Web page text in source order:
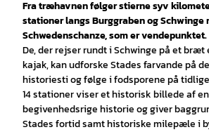
Fra træhavnen følger stierne syv
stationer langs Burggraben og Schwinge
Schwedenschanze, som er vendepunktet.
De, der rejser rundt i Schwinge på et bræt
kajak, kan udforske Stades farvande på
historiesti og følge i fodsporene på
14 stationer viser et historisk billede af
begivenhedsrige historie og giver
Stades fortid samt historiske milepæle i